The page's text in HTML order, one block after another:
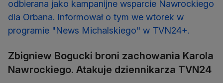
odbierana jako kampanijne wsparcie Nawrockiego
dla Orbana. Informował o tym we wtorek w
programie "News Michalskiego" w TVN24+.
Zbigniew Bogucki broni zachowania Karola
Nawrockiego. Atakuje dziennikarza TVN24